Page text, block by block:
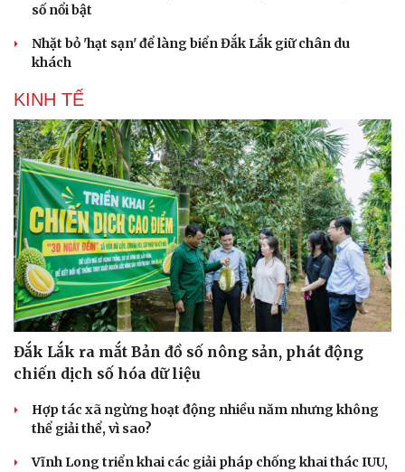
Văn hóa
Sân khấu - Điện ảnh
Văn học
Âm nhạc
Giải trí
Nghệ sĩ
Thời trang
Sao Việt
số nổi bật
Nhặt bỏ 'hạt sạn' để làng biển Đắk Lắk giữ chân du
khách
KINH TẾ
Đắk Lắk ra mắt Bản đồ số nông sản, phát động
chiến dịch số hóa dữ liệu
Hợp tác xã ngừng hoạt động nhiều năm nhưng không
thể giải thể, vì sao?
Vĩnh Long triển khai các giải pháp chống khai thác IUU,